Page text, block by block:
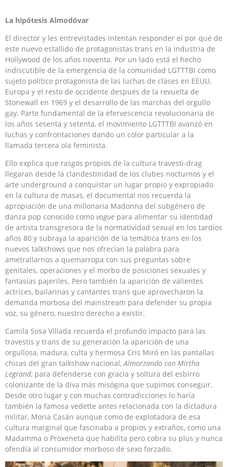
La hipótesis Almodóvar
El director y les entrevistades intentan responder el por qué de
este nuevo estallido de protagonistas trans en la industria de
Hollywood de los años noventa. Por un lado está el hecho
indiscutible de la emergencia de la comunidad LGTTTBI como
sujeto político protagonista de las luchas de clases en EEUU,
Europa y el resto de occidente después de la revuelta de
Stonewall en 1969 y el desarrollo de las marchas del orgullo
gay. Parte fundamental de la efervescencia revolucionaria de
los años sesenta y setenta, el movimiento LGTTTBI avanzó en
luchas y confrontaciones dando un color particular a la
llamada tercera ola feminista.
Ello explica que rasgos propios de la cultura travesti-drag
llegaran desde la clandestinidad de los clubes nocturnos y el
arte underground a conquistar un lugar propio y expropiado
en la cultura de masas, el documental nos recuerda la
apropiación de una millonaria Madonna del subgénero de
danza pop conocido como vogue para alimentar su identidad
de artista transgresora de la normatividad sexual en los tardíos
años 80 y subraya la aparición de la temática trans en los
nuevos talkshows que nos ofrecían la palabra para
ametrallarnos a quemarropa con sus preguntas sobre
genitales, operaciones y el morbo de posiciones sexuales y
fantasías pajeriles. Pero también la aparición de valientes
actrices, bailarinas y cantantes trans que aprovecharon la
demanda morbosa del mainstream para defender su propia
voz, su género, nuestro derecho a existir.
Camila Sosa Villada recuerda el profundo impacto para las
travestis y trans de su generación la aparición de una
orgullosa, madura, culta y hermosa Cris Miró en las pantallas
chicas del gran talkshow nacional, Almorzando con Mirtha
Legrand, para defenderse con gracia y soltura del esbirro
colonizante de la diva más misógina que supimos conseguir.
Desde otro lugar y con muchas contradicciones lo haría
también la famosa vedette antes relacionada con la dictadura
militar, Moria Casán aunque como de explotadora de esa
cultura marginal que fascinaba a propios y extraños, como una
Madamma o Proxeneta que habilita pero cobra su plus y nunca
ofendía al consumidor morboso de sexo forzado.